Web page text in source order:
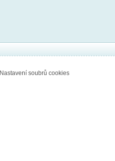
Nastavení soubrů cookies